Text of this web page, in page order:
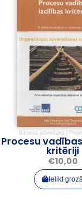
Biznesa plānošana|
Procesu
kritēriji
€10,00
Ielikt